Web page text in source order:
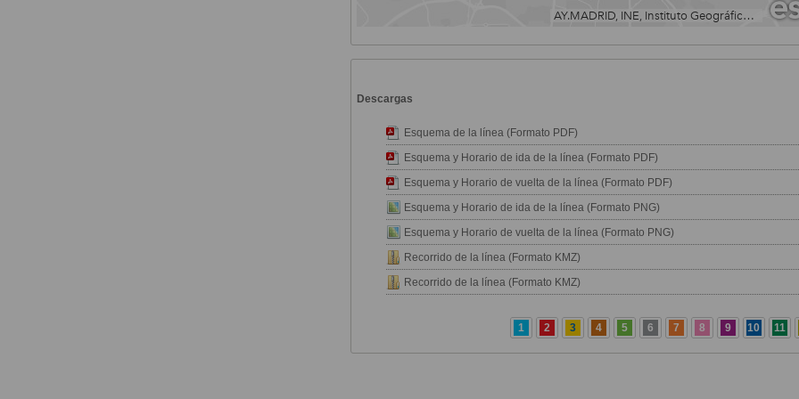
Descargas
Esquema de la línea (Formato PDF)
Esquema y Horario de ida de la línea (Formato PDF)
Esquema y Horario de vuelta de la línea (Formato PDF)
Esquema y Horario de ida de la línea (Formato PNG)
Esquema y Horario de vuelta de la línea (Formato PNG)
Recorrido de la línea (Formato KMZ)
Recorrido de la línea (Formato KMZ)
1 2 3 4 5 6 7 8 9 10 11